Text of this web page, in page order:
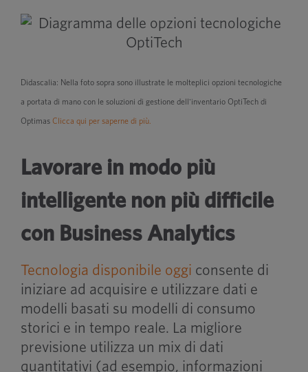
Didascalia: Nella foto sopra sono illustrate le molteplici opzioni tecnologiche
a portata di mano con le soluzioni di gestione dell'inventario OptiTech di
Optimas Clicca qui per saperne di più.
Lavorare in modo più
intelligente non più difficile
con Business Analytics
Tecnologia disponibile oggi consente di
iniziare ad acquisire e utilizzare dati e
modelli basati su modelli di consumo
storici e in tempo reale. La migliore
previsione utilizza un mix di dati
quantitativi (ad esempio, informazioni